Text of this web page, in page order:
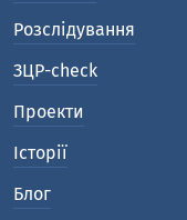
Розслідування
ЗЦР-check
Проекти
Історії
Блог